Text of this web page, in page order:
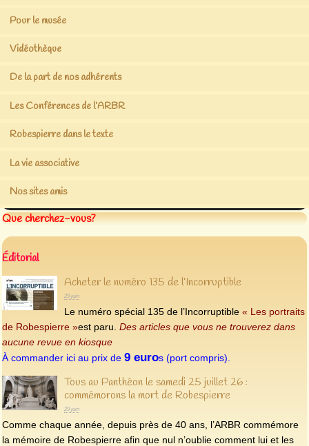
Pour le musée
Vidéothèque
De la part de nos adhérents
Les Conférences de l’ARBR
Robespierre dans le texte
La vie associative
Nos sites amis
Que cherchez-vous?
Éditorial
Acheter le numéro 135 de l’Incorruptible
29 juin
Le numéro spécial 135 de l’Incorruptible « Les portraits
de Robespierre »est paru. Des articles que vous ne trouverez dans
aucune revue en kiosque
À commander ici au prix de 9 euros (port compris).
Tous au Panthéon le samedi 25 juillet 26 :
commémorons la mort de Robespierre
29 juin
Comme chaque année, depuis près de 40 ans, l’ARBR commémore
la mémoire de Robespierre afin que nul n’oublie comment lui et les